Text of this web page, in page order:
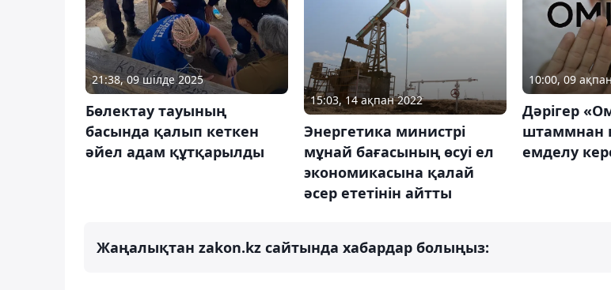
21:38, 09 шілде 2025
Бөлектау тауының
басында қалып кеткен
әйел адам құтқарылды
15:03, 14 ақпан 2022
Энергетика министрі
мұнай бағасының өсуі ел
экономикасына қалай
әсер ететінін айтты
10:00, 09
Дәрігер
штаммнан
емделу
Жаңалықтан zakon.kz сайтында хабардар болыңыз: